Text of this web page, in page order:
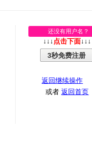
还没有用户名？
↓↓↓ 点击下面 ↓↓↓
3秒免费注册
返回继续操作
或者返回首页